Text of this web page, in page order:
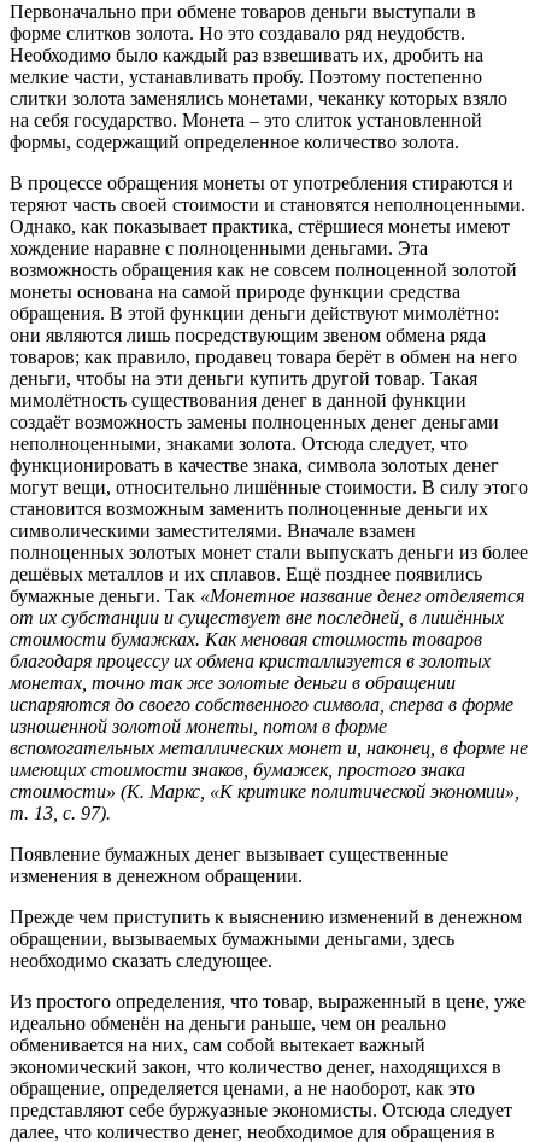
Первоначально при обмене товаров деньги выступали в
форме слитков золота. Но это создавало ряд неудобств.
Необходимо было каждый раз взвешивать их, дробить на
мелкие части, устанавливать пробу. Поэтому постепенно
слитки золота заменялись монетами, чеканку которых взяло
на себя государство. Монета – это слиток установленной
формы, содержащий определенное количество золота.
В процессе обращения монеты от употребления стираются и
теряют часть своей стоимости и становятся неполноценными.
Однако, как показывает практика, стёршиеся монеты имеют
хождение наравне с полноценными деньгами. Эта
возможность обращения как не совсем полноценной золотой
монеты основана на самой природе функции средства
обращения. В этой функции деньги действуют мимолётно:
они являются лишь посредствующим звеном обмена ряда
товаров; как правило, продавец товара берёт в обмен на него
деньги, чтобы на эти деньги купить другой товар. Такая
мимолётность существования денег в данной функции
создаёт возможность замены полноценных денег деньгами
неполноценными, знаками золота. Отсюда следует, что
функционировать в качестве знака, символа золотых денег
могут вещи, относительно лишённые стоимости. В силу этого
становится возможным заменить полноценные деньги их
символическими заместителями. Вначале взамен
полноценных золотых монет стали выпускать деньги из более
дешёвых металлов и их сплавов. Ещё позднее появились
бумажные деньги. Так «Монетное название денег отделяется
от их субстанции и существует вне последней, в лишённых
стоимости бумажках. Как меновая стоимость товаров
благодаря процессу их обмена кристаллизуется в золотых
монетах, точно так же золотые деньги в обращении
испаряются до своего собственного символа, сперва в форме
изношенной золотой монеты, потом в форме
вспомогательных металлических монет и, наконец, в форме не
имеющих стоимости знаков, бумажек, простого знака
стоимости» (К. Маркс, «К критике политической экономии»,
т. 13, с. 97).
Появление бумажных денег вызывает существенные
изменения в денежном обращении.
Прежде чем приступить к выяснению изменений в денежном
обращении, вызываемых бумажными деньгами, здесь
необходимо сказать следующее.
Из простого определения, что товар, выраженный в цене, уже
идеально обменён на деньги раньше, чем он реально
обменивается на них, сам собой вытекает важный
экономический закон, что количество денег, находящихся в
обращение, определяется ценами, а не наоборот, как это
представляют себе буржуазные экономисты. Отсюда следует
далее, что количество денег, необходимое для обращения в